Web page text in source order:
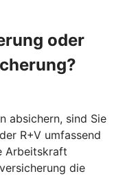
oder
absichern, sind Sie
R+V umfassend
Arbeitskraft
die